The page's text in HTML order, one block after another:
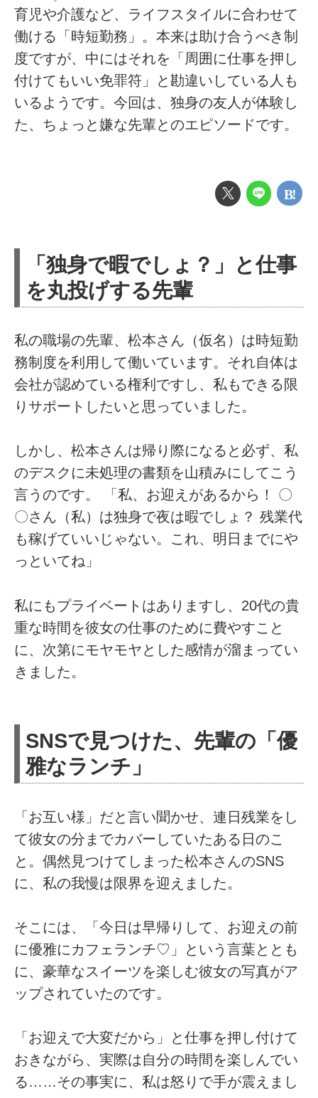
育児や介護など、ライフスタイルに合わせて
働ける「時短勤務」。本来は助け合うべき制
度ですが、中にはそれを「周囲に仕事を押し
付けてもいい免罪符」と勘違いしている人も
いるようです。今回は、独身の友人が体験し
た、ちょっと嫌な先輩とのエピソードです。
「独身で暇でしょ？」と仕事
を丸投げする先輩
私の職場の先輩、松本さん（仮名）は時短勤
務制度を利用して働いています。それ自体は
会社が認めている権利ですし、私もできる限
りサポートしたいと思っていました。
しかし、松本さんは帰り際になると必ず、私
のデスクに未処理の書類を山積みにしてこう
言うのです。 「私、お迎えがあるから！ 〇
〇さん（私）は独身で夜は暇でしょ？ 残業代
も稼げていいじゃない。これ、明日までにや
っといてね」
私にもプライベートはありますし、20代の貴
重な時間を彼女の仕事のために費やすこと
に、次第にモヤモヤとした感情が溜まってい
きました。
SNSで見つけた、先輩の「優
雅なランチ」
「お互い様」だと言い聞かせ、連日残業をし
て彼女の分までカバーしていたある日のこ
と。偶然見つけてしまった松本さんのSNS
に、私の我慢は限界を迎えました。
そこには、「今日は早帰りして、お迎えの前
に優雅にカフェランチ♡」という言葉ととも
に、豪華なスイーツを楽しむ彼女の写真がア
ップされていたのです。
「お迎えで大変だから」と仕事を押し付けて
おきながら、実際は自分の時間を楽しんでい
る……その事実に、私は怒りで手が震えまし